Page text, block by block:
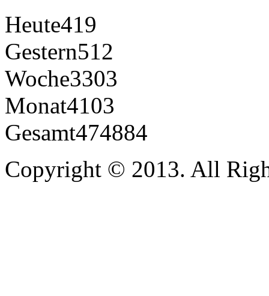
Heute419
Gestern512
Woche3303
Monat4103
Gesamt474884
Copyright © 2013. All